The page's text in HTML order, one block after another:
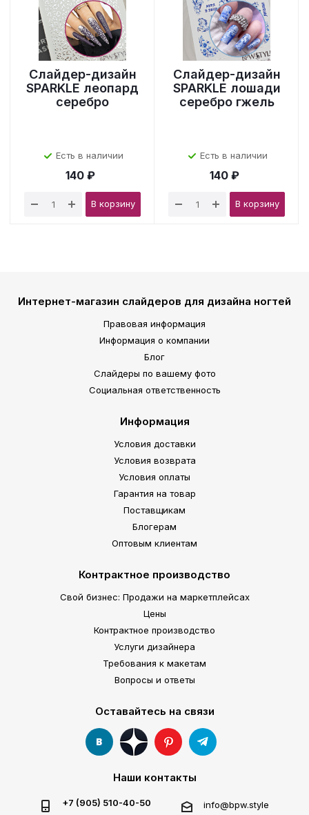
Слайдер-дизайн
SPARKLE леопард
серебро
Есть в наличии
140 ₽
В корзину
Слайдер-дизайн
SPARKLE лошади
серебро гжель
Есть в наличии
140 ₽
В корзину
Интернет-магазин слайдеров для дизайна ногтей
Правовая информация
Информация о компании
Блог
Слайдеры по вашему фото
Социальная ответственность
Информация
Условия доставки
Условия возврата
Условия оплаты
Гарантия на товар
Поставщикам
Блогерам
Оптовым клиентам
Контрактное производство
Свой бизнес: Продажи на маркетплейсах
Цены
Контрактное производство
Услуги дизайнера
Требования к макетам
Вопросы и ответы
Оставайтесь на связи
Наши контакты
+7 (905) 510-40-50 info@bpw.style